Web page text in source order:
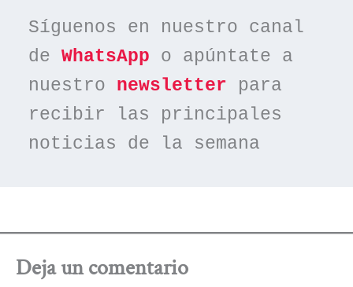
Síguenos en nuestro canal
de WhatsApp o apúntate a
nuestro newsletter para
recibir las principales
noticias de la semana
Deja un comentario